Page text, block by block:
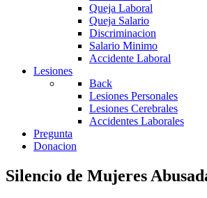
Queja Laboral
Queja Salario
Discriminacion
Salario Minimo
Accidente Laboral
Lesiones
Back
Lesiones Personales
Lesiones Cerebrales
Accidentes Laborales
Pregunta
Donacion
Silencio de Mujeres